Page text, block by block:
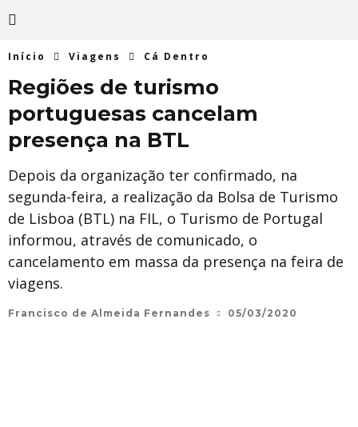
Início Viagens Cá Dentro
Regiões de turismo
portuguesas cancelam
presença na BTL
Depois da organização ter confirmado, na
segunda-feira, a realização da Bolsa de Turismo
de Lisboa (BTL) na FIL, o Turismo de Portugal
informou, através de comunicado, o
cancelamento em massa da presença na feira de
viagens.
Francisco de Almeida Fernandes 05/03/2020